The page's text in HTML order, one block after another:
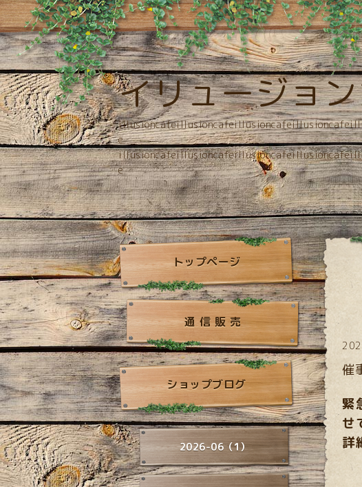
イリュージョ
e
e
催
緊
せ
詳
トップページ
通 信 販 売
ショップブログ
2026-06（1）